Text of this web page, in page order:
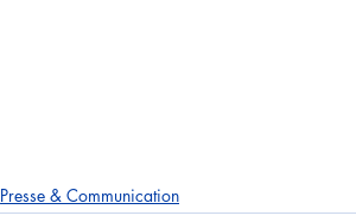
Presse & Communication